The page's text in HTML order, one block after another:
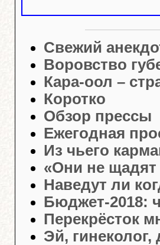
Свежий
Воровство
Кара-оол –
Коротко
Обзор прессы
Ежегодная
Из чьего
«Они не щадят
Наведут ли
Бюджет-2018:
Перекрёсток
Эй, гинеколог,